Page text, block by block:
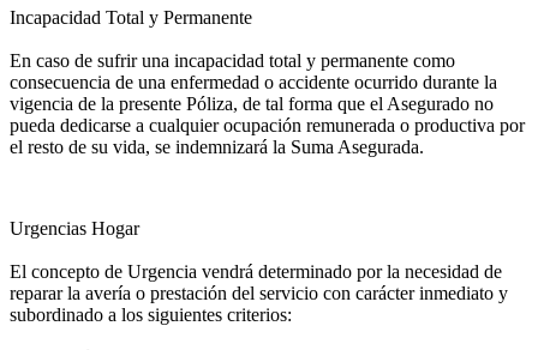
Incapacidad Total y Permanente
En caso de sufrir una incapacidad total y permanente como
consecuencia de una enfermedad o accidente ocurrido durante la
vigencia de la presente Póliza, de tal forma que el Asegurado no
pueda dedicarse a cualquier ocupación remunerada o productiva por
el resto de su vida, se indemnizará la Suma Asegurada.
Urgencias Hogar
El concepto de Urgencia vendrá determinado por la necesidad de
reparar la avería o prestación del servicio con carácter inmediato y
subordinado a los siguientes criterios: